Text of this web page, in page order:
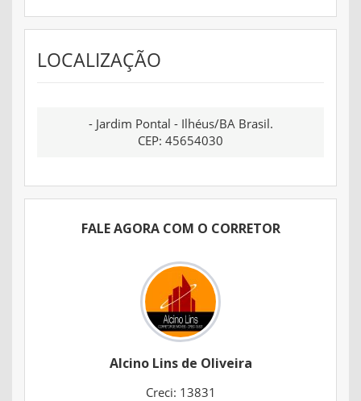
LOCALIZAÇÃO
- Jardim Pontal - Ilhéus/BA Brasil.
CEP: 45654030
FALE AGORA COM O CORRETOR
Alcino Lins de Oliveira
Creci: 13831